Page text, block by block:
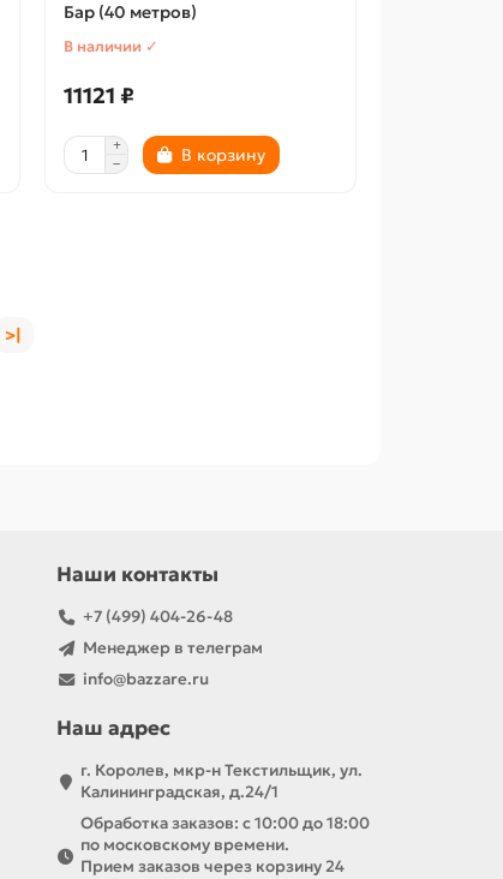
Бар (40 метров)
В наличии ✓
11121 ₽
В корзину
>|
Наши контакты
+7 (499) 404-26-48
Менеджер в телеграм
info@bazzare.ru
Наш адрес
г. Королев, мкр-н Текстильщик, ул.
Калининградская, д.24/1
Обработка заказов: с 10:00 до 18:00
по московскому времени.
Прием заказов через корзину 24